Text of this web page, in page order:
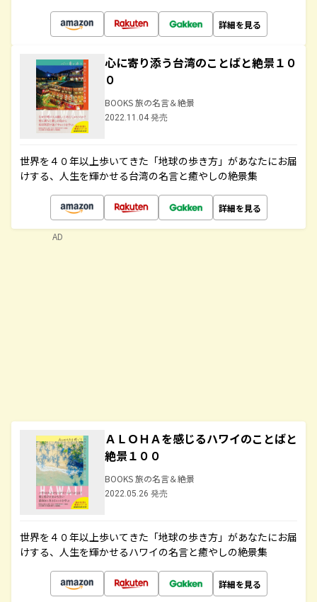
詳細を見る
心に寄り添う台湾のことばと絶景１０
０
BOOKS 旅の名言＆絶景
2022.11.04 発売
世界を４０年以上歩いてきた「地球の歩き方」があなたにお届
けする、人生を輝かせる台湾の名言と癒やしの絶景集
詳細を見る
ＡＬＯＨＡを感じるハワイのことばと
絶景１００
BOOKS 旅の名言＆絶景
2022.05.26 発売
世界を４０年以上歩いてきた「地球の歩き方」があなたにお届
けする、人生を輝かせるハワイの名言と癒やしの絶景集
詳細を見る
AD